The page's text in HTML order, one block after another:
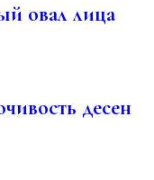
овал лица
десен